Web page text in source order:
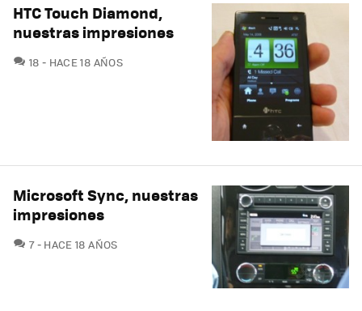
HTC Touch Diamond,
nuestras impresiones
18 COMENTARIOS
HACE 18 AÑOS
Microsoft Sync, nuestras
impresiones
7COMENTARIOS
HACE 18 AÑOS